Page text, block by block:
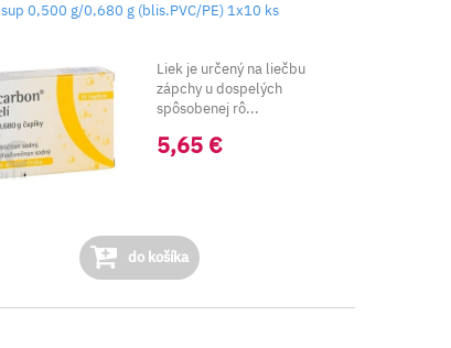
sup 0,500 g/0,680 g (blis.PVC/PE) 1x10 ks
Liek je určený na liečbu
zápchy u dospelých
spôsobenej rô...
5,65 €
do košíka